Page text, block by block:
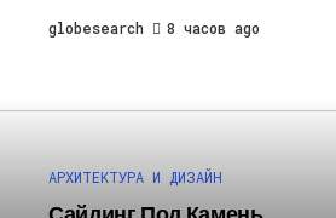
globesearch 8 часов ago
АРХИТЕКТУРА И ДИЗАЙН
Сайдинг Под Камень